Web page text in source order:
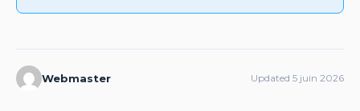
Webmaster Updated 5 juin 2026